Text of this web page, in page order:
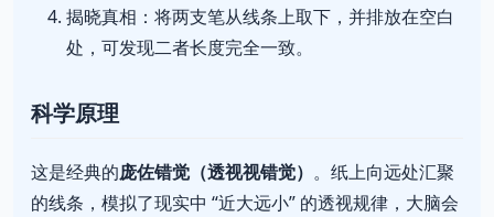
揭晓真相：将两支笔从线条上取下，并排放在空白
处，可发现二者长度完全一致。
科学原理
这是经典的庞佐错觉（透视视错觉） 。纸上向远处汇聚
的线条，模拟了现实中 “近大远小” 的透视规律，大脑会